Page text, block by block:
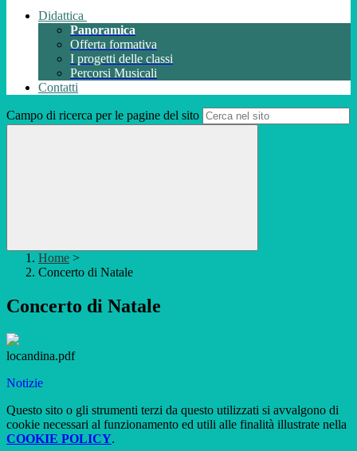
Didattica
Panoramica
Offerta formativa
I progetti delle classi
Percorsi Musicali
Contatti
Campo di ricerca per le pagine del sito
Home >
Concerto di Natale
Concerto di Natale
locandina.pdf
Notizie
Questo sito o gli strumenti terzi da questo utilizzati si avvalgono di
cookie necessari al funzionamento ed utili alle finalità illustrate nella
COOKIE POLICY.